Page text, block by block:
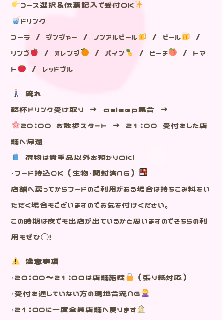
コース選択＆伝票記入で受付OK
ドリンク
コーラ / ジンジャー / ノンアルビール
/ ビール
/
リンゴ
/ オレンジ / パイン / ピーチ
/ トマ
ト
/ レッドブル
流れ
乾杯ドリンク受け取り → asleep集合 →
20:00 お散歩スタート → 21:00 受付をした店
舗へ帰還
荷物は貴重品以外お預かりOK！
・フード持込OK（生物・開封済NG）
店舗へ戻ってからフードのご利用がある場合は持ちこみ料をい
ただく場合もございますのでお気を付けください。
この時期は夜でも出店が出ているかと思いますのでそちらの利
用もぜひ◯！
注意事項
・20:00～21:00は店舗施錠
（張り紙対応）
・受付を通していない方の現地合流NG
・21:00に一度全員店舗へ戻ります